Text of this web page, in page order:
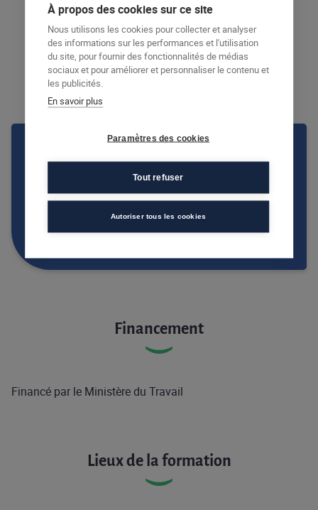
Mise en relation avec les entreprises
Bilan personnel
Le contrat d’apprentissage
Projet de formation
Plan d’action
formations, contactez un centre de
Financement
Financé par le Ministère du Travail
Lieux de la formation
À propos des cookies sur ce site
Nous utilisons les cookies pour collecter et analyser
des informations sur les performances et l'utilisation
du site, pour fournir des fonctionnalités de médias
sociaux et pour améliorer et personnaliser le contenu et
les publicités.
En savoir plus
Paramètres des cookies
Tout refuser
Autoriser tous les cookies